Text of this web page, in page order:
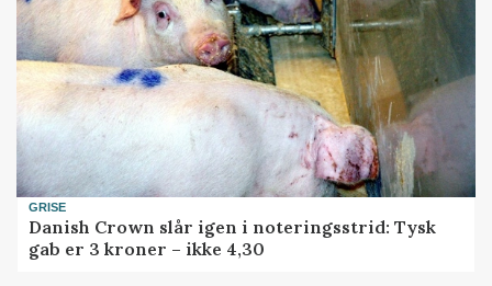
GRISE
Danish Crown slår igen i noteringsstrid: Tysk
gab er 3 kroner – ikke 4,30